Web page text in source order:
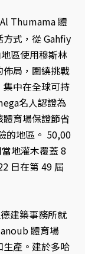
Thumama 體
式，從 Gahfiy
區使用穆斯林
局，圍繞挑戰
中在全球可持
名人認證為
育場保證節省
的地區。 50,00
地灌木覆蓋 8
日在第 49 屆
建築事務所就
體育場
生產。建於多哈